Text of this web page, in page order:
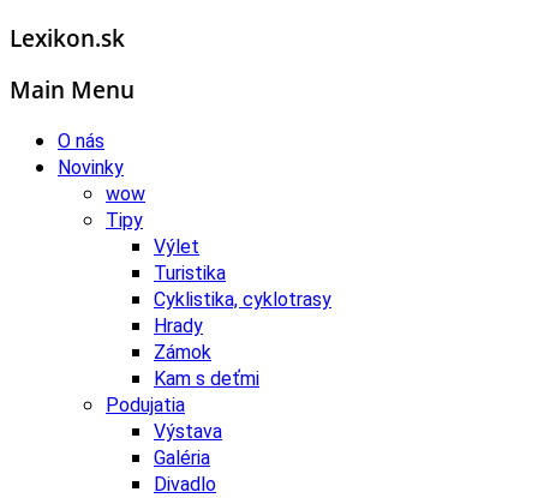
Lexikon.sk
Main Menu
O nás
Novinky
wow
Tipy
Výlet
Turistika
Cyklistika, cyklotrasy
Hrady
Zámok
Kam s deťmi
Podujatia
Výstava
Galéria
Divadlo